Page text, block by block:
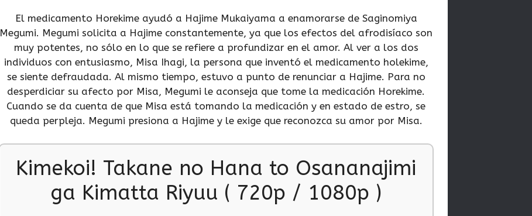
El medicamento Horekime ayudó a Hajime Mukaiyama a enamorarse de Saginomiya
Megumi. Megumi solicita a Hajime constantemente, ya que los efectos del afrodisíaco son
muy potentes, no sólo en lo que se refiere a profundizar en el amor. Al ver a los dos
individuos con entusiasmo, Misa Ihagi, la persona que inventó el medicamento holekime,
se siente defraudada. Al mismo tiempo, estuvo a punto de renunciar a Hajime. Para no
desperdiciar su afecto por Misa, Megumi le aconseja que tome la medicación Horekime.
Cuando se da cuenta de que Misa está tomando la medicación y en estado de estro, se
queda perpleja. Megumi presiona a Hajime y le exige que reconozca su amor por Misa.
Kimekoi! Takane no Hana to Osananajimi
ga Kimatta Riyuu ( 720p / 1080p )